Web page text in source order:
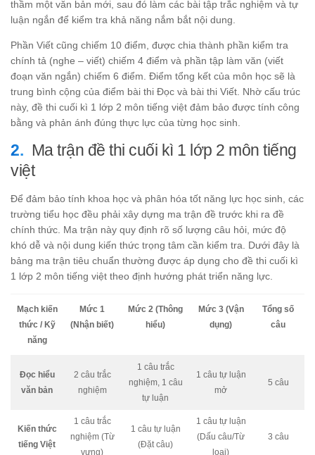
thầm một văn bản mới, sau đó làm các bài tập trắc nghiệm và tự
luận ngắn để kiểm tra khả năng nắm bắt nội dung.
Phần Viết cũng chiếm 10 điểm, được chia thành phần kiểm tra
chính tả (nghe – viết) chiếm 4 điểm và phần tập làm văn (viết
đoạn văn ngắn) chiếm 6 điểm. Điểm tổng kết của môn học sẽ là
trung bình cộng của điểm bài thi Đọc và bài thi Viết. Nhờ cấu trúc
này, đề thi cuối kì 1 lớp 2 môn tiếng việt đảm bảo được tính công
bằng và phản ánh đúng thực lực của từng học sinh.
Ma trận đề thi cuối kì 1 lớp 2 môn tiếng
việt
Để đảm bảo tính khoa học và phân hóa tốt năng lực học sinh, các
trường tiểu học đều phải xây dựng ma trận đề trước khi ra đề
chính thức. Ma trận này quy định rõ số lượng câu hỏi, mức độ
khó dễ và nội dung kiến thức trọng tâm cần kiểm tra. Dưới đây là
bảng ma trận tiêu chuẩn thường được áp dụng cho đề thi cuối kì
1 lớp 2 môn tiếng việt theo định hướng phát triển năng lực.
Mạch kiến
thức / Kỹ
năng
Mức 1
(Nhận biết)
Mức 2 (Thông
hiểu)
Mức 3 (Vận
dụng)
Tổng số
câu
Đọc hiểu
văn bản
2 câu trắc
nghiệm
1 câu trắc
nghiệm, 1 câu
tự luận
1 câu tự luận
mở
5 câu
Kiến thức
tiếng Việt
1 câu trắc
nghiệm (Từ
vựng)
1 câu tự luận
(Đặt câu)
1 câu tự luận
(Dấu câu/Từ
loại)
3 câu